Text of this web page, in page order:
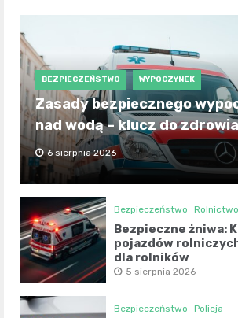
BEZPIECZEŃSTWO WYPOCZYNEK
Zasady bezpiecznego
nad wodą – klucz do
6 sierpnia 2026
Bezpieczeństwo Rolnictwo
Bezpieczne żniwa:
pojazdów
dla rolników
5 sierpnia 2026
Bezpieczeństwo Policja